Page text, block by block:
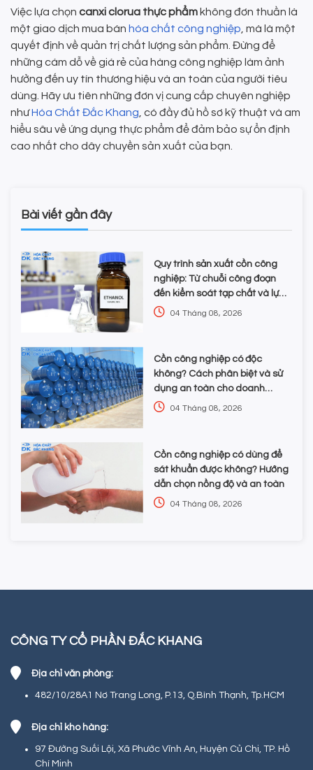
Việc lựa chọn canxi clorua thực phẩm không đơn thuần là
một giao dịch mua bán hóa chất công nghiệp , mà là một
quyết định về quản trị chất lượng sản phẩm. Đừng để
những cám dỗ về giá rẻ của hàng công nghiệp làm ảnh
hưởng đến uy tín thương hiệu và an toàn của người tiêu
dùng. Hãy ưu tiên những đơn vị cung cấp chuyên nghiệp
nhưHóa Chất Đắc Khang , có đầy đủ hồ sơ kỹ thuật và am
hiểu sâu về ứng dụng thực phẩm để đảm bảo sự ổn định
cao nhất cho dây chuyền sản xuất của bạn.
Bài viết gần đây
Quy trình sản xuất cồn công
nghiệp: Từ chuỗi công đoạn
đến kiểm soát tạp chất và lựa
chọn hóa chất
04 Tháng 08, 2026
Cồn công nghiệp có độc
không? Cách phân biệt và sử
dụng an toàn cho doanh
nghiệp
04 Tháng 08, 2026
Cồn công nghiệp có dùng để
sát khuẩn được không? Hướng
dẫn chọn nồng độ và an toàn
04 Tháng 08, 2026
CÔNG TY CỔ PHẦN ĐẮC KHANG
Địa chỉ văn phòng:
482/10/28A1 Nơ Trang Long, P.13, Q.Bình Thạnh, Tp.HCM
Địa chỉ kho hàng:
97 Đường Suối Lội, Xã Phước Vĩnh An, Huyện Củ Chi, TP. Hồ
Chí Minh